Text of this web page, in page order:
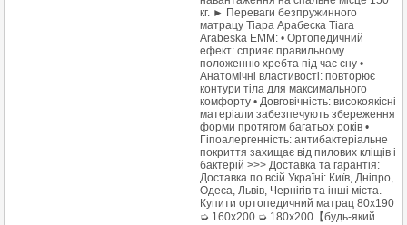
кг. ► Переваги безпружинного
матрацу Тіара Арабеска Tiara
Arabeska ЕММ: • Ортопедичний
ефект: сприяє правильному
положенню хребта під час сну •
Анатомічні властивості: повторює
контури тіла для максимального
комфорту • Довговічність: високоякісні
матеріали забезпечують збереження
форми протягом багатьох років •
Гіпоалергенність: антибактеріальне
покриття захищає від пилових кліщів і
бактерій >>> Доставка та гарантія:
Доставка по всій Україні: Київ, Дніпро,
Одеса, Львів, Чернігів та інші міста.
Купити ортопедичний матрац 80х190
➭ 160x200 ➭ 180x200【будь-який